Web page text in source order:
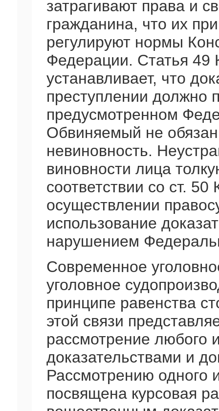
затрагивают права и
гражданина, что их
регулируют нормы
Федерации. Статья 49
устанавливает, что
преступлении должно
предусмотренном
Обвиняемый не
невиновность.
виновности лица
соответствии со ст.
осуществлении
использование
нарушением
Современное
уголовное
принципе равенства
этой связи
рассмотрение любого
доказательствами и
Рассмотрению одного
посвящена курсовая